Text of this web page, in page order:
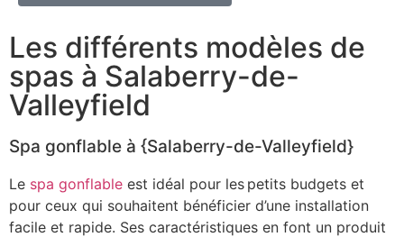
Les différents modèles de
spas à Salaberry-de-
Valleyfield
Spa gonflable à {Salaberry-de-Valleyfield}
Le spa gonflable est idéal pour les petits budgets et
pour ceux qui souhaitent bénéficier d’une installation
facile et rapide. Ses caractéristiques en font un produit